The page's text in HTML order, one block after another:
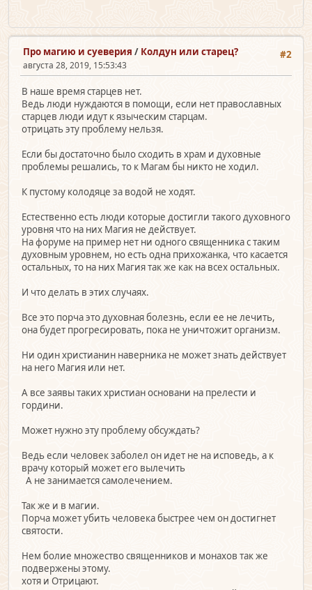
#2
Про магию и суеверия / Колдун или старец?
августа 28, 2019, 15:53:43
В наше время старцев нет.
Ведь люди нуждаются в помощи, если нет православных
старцев люди идут к языческим старцам.
отрицать эту проблему нельзя.
Если бы достаточно было сходить в храм и духовные
проблемы решались, то к Магам бы никто не ходил.
К пустому колодяце за водой не ходят.
Естественно есть люди которые достигли такого духовного
уровня что на них Магия не действует.
На форуме на пример нет ни одного священника с таким
духовным уровнем, но есть одна прихожанка, что касается
остальных, то на них Магия так же как на всех остальных.
И что делать в этих случаях.
Все это порча это духовная болезнь, если ее не лечить,
она будет прогресировать, пока не уничтожит организм.
Ни один христианин наверника не может знать действует
на него Магия или нет.
А все заявы таких христиан основани на прелести и
гордини.
Может нужно эту проблему обсуждать?
Ведь если человек заболел он идет не на исповедь, а к
врачу который может его вылечить
А не занимается самолечением.
Так же и в магии.
Порча может убить человека быстрее чем он достигнет
святости.
Нем болие множество священников и монахов так же
подвержены этому.
хотя и Отрицают.